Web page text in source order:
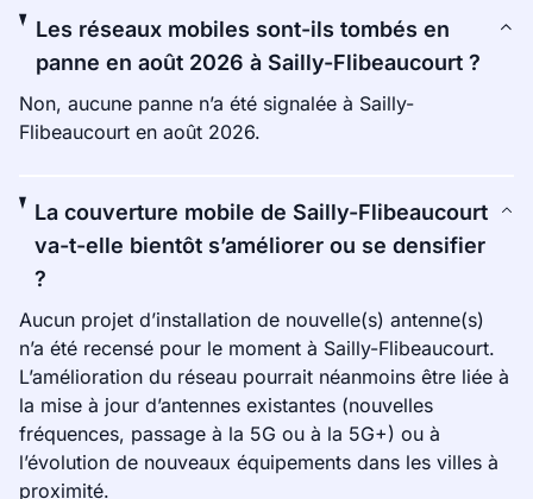
Les réseaux mobiles sont-ils tombés en
panne en août 2026 à Sailly-Flibeaucourt ?
Non, aucune panne n’a été signalée à Sailly-
Flibeaucourt en août 2026.
La couverture mobile de Sailly-Flibeaucourt
va-t-elle bientôt s’améliorer ou se densifier
?
Aucun projet d’installation de nouvelle(s) antenne(s)
n’a été recensé pour le moment à Sailly-Flibeaucourt.
L’amélioration du réseau pourrait néanmoins être liée à
la mise à jour d’antennes existantes (nouvelles
fréquences, passage à la 5G ou à la 5G+) ou à
l’évolution de nouveaux équipements dans les villes à
proximité.